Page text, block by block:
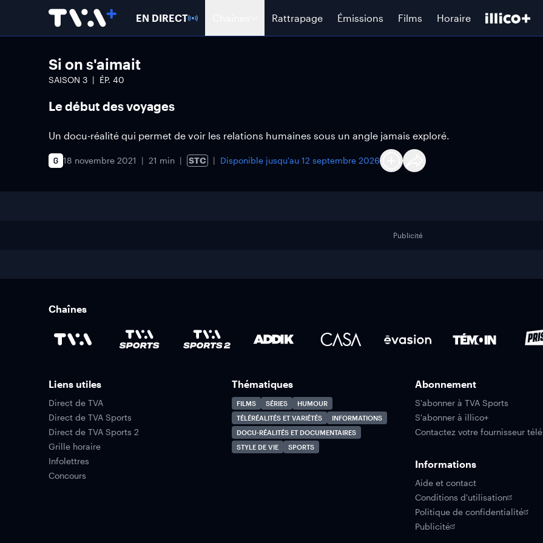
EN DIRECT Rattrapage Émissions Films Horaire
Si on s'aimait
SAISON 3 ÉP. 40
Le début des voyages
Un docu-réalité qui permet de voir les relations humaines sous un angle jamais exploré.
18 novembre 2021 21 min STC Disponible jusqu'au 12 septembre 2026
Publicité
Chaînes
Liens utiles
Direct de TVA
Direct de TVA Sports
Direct de TVA Sports 2
Grille horaire
Infolettres
Concours
Thématiques
FILMS SÉRIES
HUMOUR
TÉLÉRÉALITÉS ET VARIÉTÉS
INFORMATIONS
DOCU-RÉALITÉS ET DOCUMENTAIRES
STYLE DE VIE
SPORTS
Abonnement
S'abonner à TVA Sports
S'abonner à illico+
Contactez votre fournisseur télé
Informations
Aide et contact
Conditions d'utilisation
Politique de confidentialité
Publicité